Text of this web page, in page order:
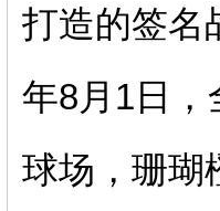
打造的签名
年8月1日，
球场，珊瑚